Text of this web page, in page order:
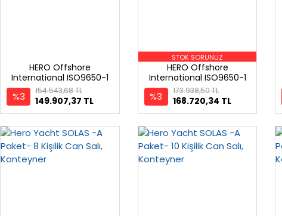
HERO Offshore
International ISO9650-1
Can Salı, 10 Kişilik,
Konteyner
%3 149.907,37 TL
154.543,68 TL
STOK SORUNUZ
HERO Offshore
International ISO9650-1
Can Salı, 12 Kişilik,
Konteyner
%3 168.720,34 TL
173.938,50 TL